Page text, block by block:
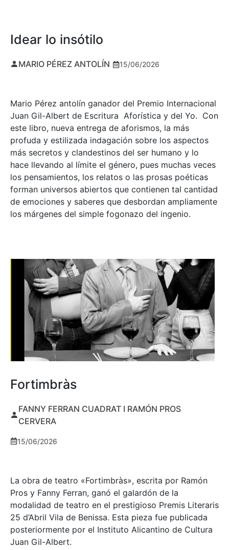
Idear lo insótilo
MARIO PÉREZ ANTOLÍN 15/06/2026
Mario Pérez antolín ganador del Premio Internacional
Juan Gil-Albert de Escritura Aforística y del Yo. Con
este libro, nueva entrega de aforismos, la más
profuda y estilizada indagación sobre los aspectos
más secretos y clandestinos del ser humano y lo
hace llevando al límite el género, pues muchas veces
los pensamientos, los relatos o las prosas poéticas
forman universos abiertos que contienen tal cantidad
de emociones y saberes que desbordan ampliamente
los márgenes del simple fogonazo del ingenio.
Fortimbràs
FANNY FERRAN CUADRAT I RAMÓN PROS
CERVERA
15/06/2026
La obra de teatro «Fortimbràs», escrita por Ramón
Pros y Fanny Ferran, ganó el galardón de la
modalidad de teatro en el prestigioso Premis Literaris
25 d’Abril Vila de Benissa. Esta pieza fue publicada
posteriormente por el Instituto Alicantino de Cultura
Juan Gil-Albert.